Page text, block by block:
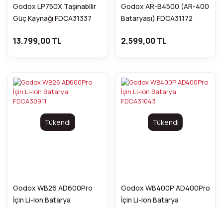
Godox LP750X Taşınabilir
Güç Kaynağı FDCA31337
13.799,00 TL
Godox AR-B4500 (AR-400
Bataryası) FDCA31172
2.599,00 TL
Tükendi
Godox WB26 AD600Pro
İçin Li-Ion Batarya
Tükendi
Godox WB400P AD400Pro
İçin Li-Ion Batarya